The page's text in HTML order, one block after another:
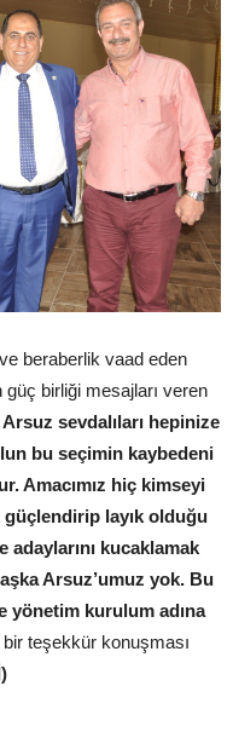
beraberlik vaad eden
birliği mesajları veren
sevdalıları hepinize
bu seçimin kaybedeni
Amacımız hiç kimseyi
layık olduğu
kucaklamak
Arsuz’umuz yok. Bu
yönetim kurulum adına
teşekkür konuşması